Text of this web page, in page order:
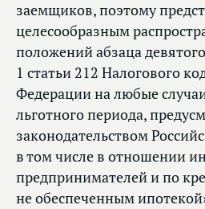
заемщиков, поэтому
целесообразным
положений абзаца
1 статьи 212 Налогового
Федерации на любые
льготного периода,
законодательством
в том числе в отношении
предпринимателей и по
не обеспеченным